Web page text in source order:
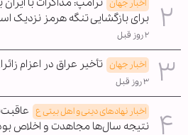
اخبار جهان ترامپ: مذاکرات با
برای بازگشایی تنگه هرمز نزدیک
۲ روز قبل
اخبار جهان تأخیر عراق در اعزام
۳ روز قبل
اخبار نهادهای دینی و اهل بیتی ع
نتیجه سال‌ها مجاهدت و اخلاص